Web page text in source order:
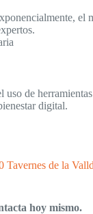
de
digital.
Tavernes de la
hoy mismo.